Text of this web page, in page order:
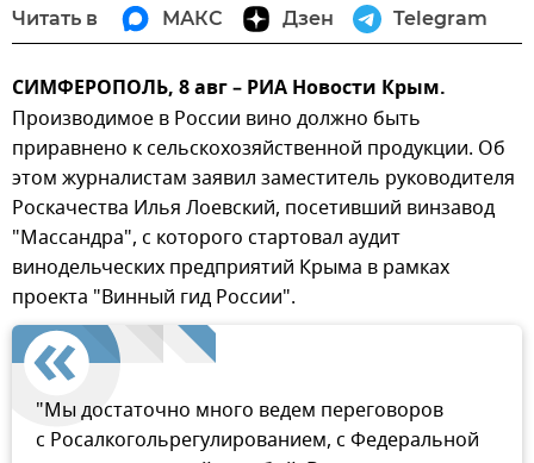
Читать в МАКС Дзен Telegram
СИМФЕРОПОЛЬ, 8 авг – РИА Новости Крым.
Производимое в России вино должно быть
приравнено к сельскохозяйственной продукции. Об
этом журналистам заявил заместитель руководителя
Роскачества Илья Лоевский, посетивший винзавод
"Массандра", с которого стартовал аудит
винодельческих предприятий Крыма в рамках
проекта "Винный гид России".
"Мы достаточно много ведем переговоров
с Росалкогольрегулированием, с Федеральной